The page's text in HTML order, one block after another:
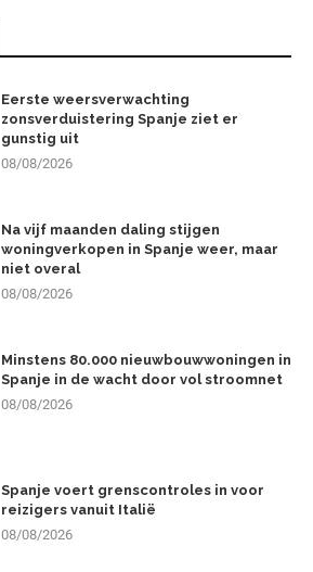
Eerste weersverwachting
zonsverduistering Spanje ziet er
gunstig uit
08/08/2026
Na vijf maanden daling stijgen
woningverkopen in Spanje weer, maar
niet overal
08/08/2026
Minstens 80.000 nieuwbouwwoningen in
Spanje in de wacht door vol stroomnet
08/08/2026
Spanje voert grenscontroles in voor
reizigers vanuit Italië
08/08/2026